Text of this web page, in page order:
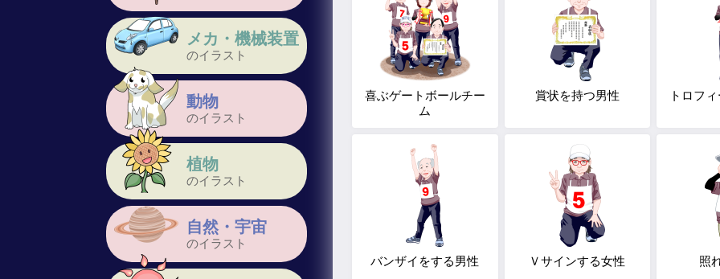
メカ・機械装置
のイラスト
動物
のイラスト
植物
のイラスト
自然・宇宙
のイラスト
喜ぶゲートボールチー
ム
賞状を持つ男性 トロフ
バンザイをする男性 Ｖサインする女性 照